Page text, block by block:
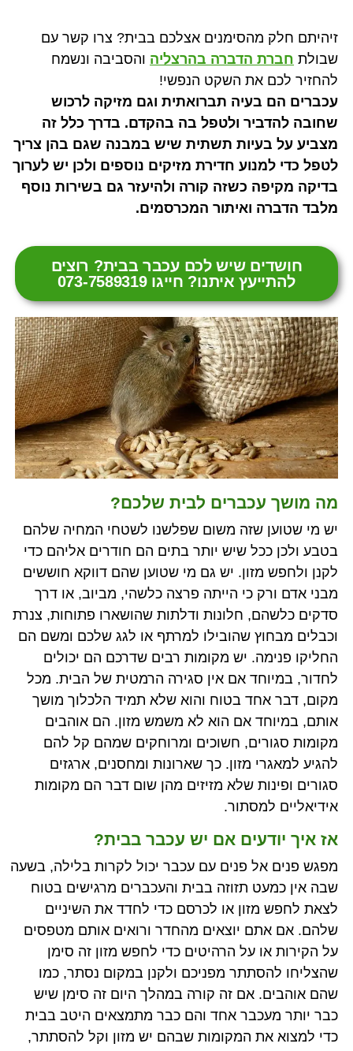
זיהיתם חלק מהסימנים אצלכם בבית? צרו קשר עם
שבולת חברת הדברה בהרצליה והסביבה ונשמח
להחזיר לכם את השקט הנפשי!
עכברים הם בעיה תברואתית וגם מזיקה לרכוש
שחובה להדביר ולטפל בה בהקדם. בדרך כלל זה
מצביע על בעיות תשתית שיש במבנה שגם בהן צריך
לטפל כדי למנוע חדירת מזיקים נוספים ולכן יש לערוך
בדיקה מקיפה כשזה קורה ולהיעזר גם בשירות נוסף
מלבד הדברה ואיתור המכרסמים.
חושדים שיש לכם עכבר בבית? רוצים
להתייעץ איתנו? חייגו 073-7589319
מה מושך עכברים לבית שלכם?
יש מי שטוען שזה משום שפלשנו לשטחי המחיה שלהם
בטבע ולכן ככל שיש יותר בתים הם חודרים אליהם כדי
לקנן ולחפש מזון. יש גם מי שטוען שהם דווקא חוששים
מבני אדם ורק כי הייתה פרצה כלשהי, מביוב, או דרך
סדקים כלשהם, חלונות ודלתות שהושארו פתוחות, צנרת
וכבלים מבחוץ שהובילו למרתף או לגג שלכם ומשם הם
החליקו פנימה. יש מקומות רבים שדרכם הם יכולים
לחדור, במיוחד אם אין סגירה הרמטית של הבית. מכל
מקום, דבר אחד בטוח והוא שלא תמיד הלכלוך מושך
אותם, במיוחד אם הוא לא משמש מזון. הם אוהבים
מקומות סגורים, חשוכים ומרוחקים שמהם קל להם
להגיע למאגרי מזון. כך שארונות ומחסנים, ארגזים
סגורים ופינות שלא מזיזים מהן שום דבר הם מקומות
אידיאליים למסתור.
אז איך יודעים אם יש עכבר בבית?
מפגש פנים אל פנים עם עכבר יכול לקרות בלילה, בשעה
שבה אין כמעט תזוזה בבית והעכברים מרגישים בטוח
לצאת לחפש מזון או לכרסם כדי לחדד את השיניים
שלהם. אם אתם יוצאים מהחדר ורואים אותם מטפסים
על הקירות או על הרהיטים כדי לחפש מזון זה סימן
שהצליחו להסתתר מפניכם ולקנן במקום נסתר, כמו
שהם אוהבים. אם זה קורה במהלך היום זה סימן שיש
כבר יותר מעכבר אחד והם כבר מתמצאים היטב בבית
כדי למצוא את המקומות שבהם יש מזון וקל להסתתר,